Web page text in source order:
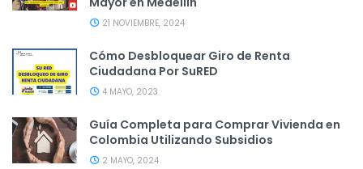
21 NOVIEMBRE, 2024
Cómo Desbloquear Giro de Renta
Ciudadana Por SuRED
4 MAYO, 2023
Guía Completa para Comprar Vivienda en
Colombia Utilizando Subsidios
2 MAYO, 2024